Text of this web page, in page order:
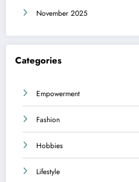
November 2025
Categories
Empowerment
Fashion
Hobbies
Lifestyle